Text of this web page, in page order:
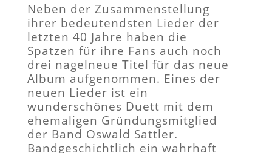
Neben der Zusammenstellung
ihrer bedeutendsten Lieder der
letzten 40 Jahre haben die
Spatzen für ihre Fans auch noch
drei nagelneue Titel für das neue
Album aufgenommen. Eines der
neuen Lieder ist ein
wunderschönes Duett mit dem
ehemaligen Gründungsmitglied
der Band Oswald Sattler.
Bandgeschichtlich ein wahrhaft